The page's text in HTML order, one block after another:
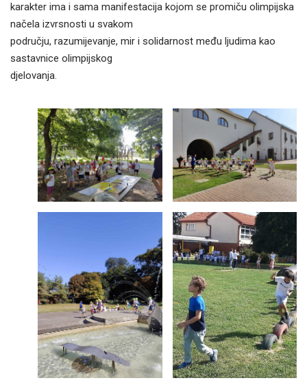
karakter ima i sama manifestacija kojom se promiču olimpijska
načela izvrsnosti u svakom
području, razumijevanje, mir i solidarnost među ljudima kao
sastavnice olimpijskog
djelovanja.